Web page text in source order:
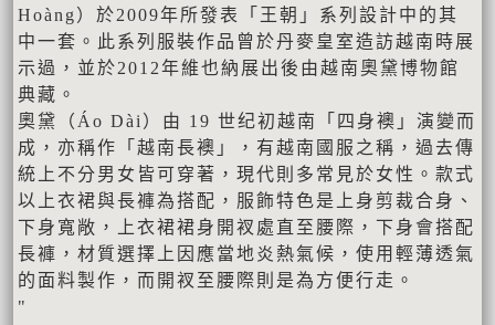
Hoàng）於2009年所發表「王朝」系列設計中的其
中一套。此系列服裝作品曾於丹麥皇室造訪越南時展
示過，並於2012年維也納展出後由越南奧黛博物館
典藏。
奧黛（Áo Dài）由 19 世纪初越南「四身襖」演變而
成，亦稱作「越南長襖」，有越南國服之稱，過去傳
統上不分男女皆可穿著，現代則多常見於女性。款式
以上衣裙與長褲為搭配，服飾特色是上身剪裁合身、
下身寬敞，上衣裙裙身開衩處直至腰際，下身會搭配
長褲，材質選擇上因應當地炎熱氣候，使用輕薄透氣
的面料製作，而開衩至腰際則是為方便行走。
"